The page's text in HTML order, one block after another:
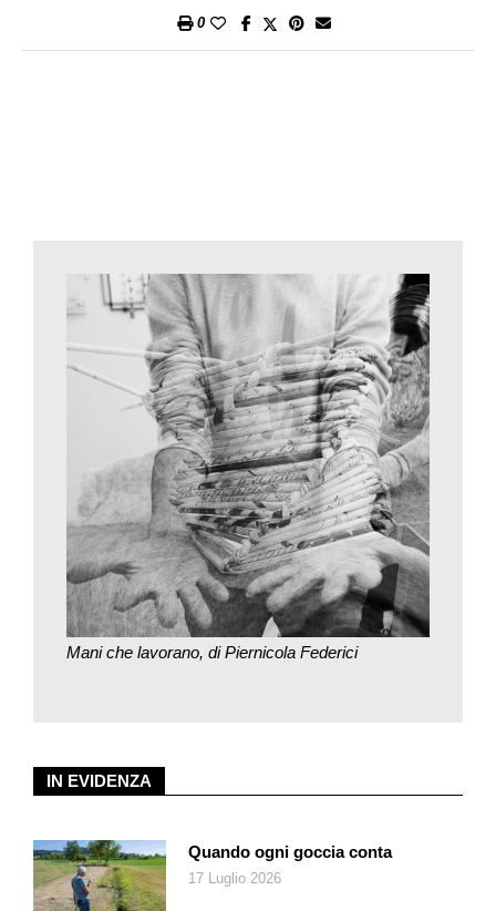
utenti. Una preziosa occasione per chi opera nella Fondazione
soluzioni differenziate e decentrate. Non a caso nella
presentazione delle iniziative per il 40.esimo il presidente
Michele Passardi ha indicato queste caratteristiche fra i cardini
dell’operato della Fondazione. Altrettanto importanti, ha rilevato
il presidente, sono però stati anche l’innovazione e il cuore. Nel
sostegno alle persone con handicap non si può infatti
prescindere dall’aspetto umano, motore di numerose iniziative,
come ricorda la direttrice Maria Luisa Polli nella presentazione
dell’esposizione FD 40. Le persone che hanno contribuito a
rendere la Fondazione Diamante l’impresa sociale di oggi
«hanno condiviso un progetto, accettato sfide, immaginato, a
volte sognato e spesso offerto, risposte concrete volte a
sostenere e riconoscere le persone in situazione di handicap
quali cittadine e cittadini a pieno titolo nel rispetto delle loro
autonomie».
progettazione e nella gestione delle strutture lavorative –
Vanetta ha ricordato durante la presentazione alla stampa «il
decisivo contributo negli anni Settanta di Atgabbes,
l’Associazione ticinese di genitori ed amici dei bambini
0
IN EVIDENZA
Quando ogni goccia conta
17 Luglio 2026
Mani che lavorano, di Piernicola Federici